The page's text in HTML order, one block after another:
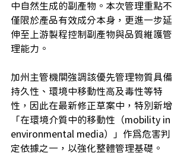
中自然生成的副產物。本次管理重點不
僅限於產品有效成分本身，更進一步延
伸至上游製程控制副產物與品質維護管
理能力。
加州主管機關強調該優先管理物質具備
持久性、環境中移動性高及毒性等特
性，因此在最新修正草案中，特別新增
「在環境介質中的移動性（mobility in
environmental media）」作為危害判
定依據之一，以強化整體管理基礎。